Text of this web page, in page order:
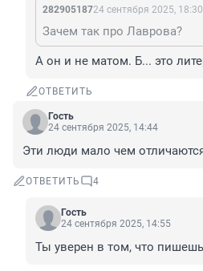
28290518724 сентября 2025, 18:30
Зачем так про Лаврова?
А он и не матом. Б... это
ОТВЕТИТЬ
Гость
24 сентября 2025, 14:44
Эти люди мало чем
ОТВЕТИТЬ 4
Гость
24 сентября 2025, 14:55
Ты уверен в том, что